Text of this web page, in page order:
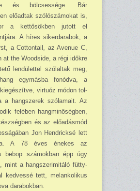
és bölcsessége. Bár
előadtak szólószámokat is,
a kettősökben jutott el
A híres sikerdarabok, a
a Cottontail, az Avenue C,
at the Woodside, a régi időkre
lendülettel szólaltak meg,
egymásba fonódva, a
virtuóz módon tol­
a hangszerek szólamait. Az
felében hangminőségben,
és az előadásmód
Jon Hendricksé lett
A 78 éves énekes az
bebop számokban épp úgy
mint a hangszerimitáló fütty­
kedvessé tett, melankolikus
darabokban.